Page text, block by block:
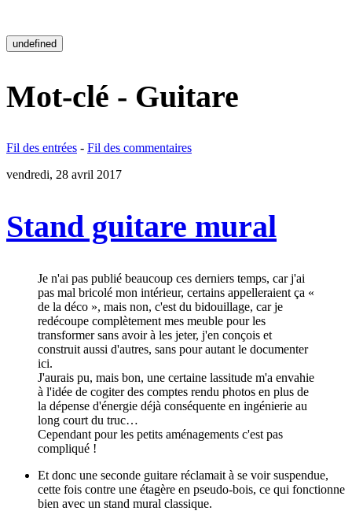
undefined
Mot-clé - Guitare
Fil des entrées - Fil des commentaires
vendredi, 28 avril 2017
Stand guitare mural
Je n'ai pas publié beaucoup ces derniers temps, car j'ai
pas mal bricolé mon intérieur, certains appelleraient ça «
de la déco », mais non, c'est du bidouillage, car je
redécoupe complètement mes meuble pour les
transformer sans avoir à les jeter, j'en conçois et
construit aussi d'autres, sans pour autant le documenter
ici.
J'aurais pu, mais bon, une certaine lassitude m'a envahie
à l'idée de cogiter des comptes rendu photos en plus de
la dépense d'énergie déjà conséquente en ingénierie au
long court du truc…
Cependant pour les petits aménagements c'est pas
compliqué !
Et donc une seconde guitare réclamait à se voir suspendue,
cette fois contre une étagère en pseudo-bois, ce qui fonctionne
bien avec un stand mural classique.